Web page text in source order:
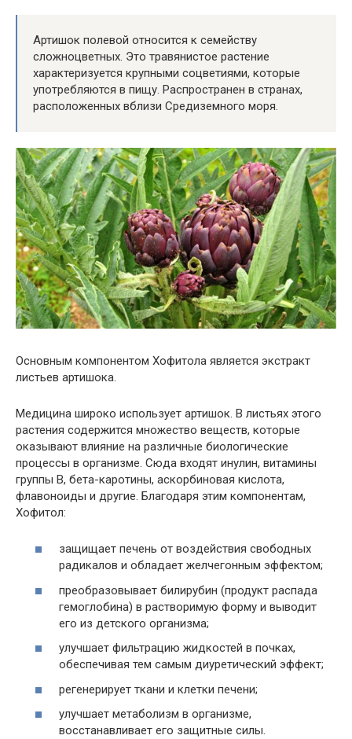
Артишок полевой относится к семейству
сложноцветных. Это травянистое растение
характеризуется крупными соцветиями, которые
употребляются в пищу. Распространен в странах,
расположенных вблизи Средиземного моря.
Основным компонентом Хофитола является экстракт
листьев артишока.
Медицина широко использует артишок. В листьях этого
растения содержится множество веществ, которые
оказывают влияние на различные биологические
процессы в организме. Сюда входят инулин, витамины
группы В, бета-каротины, аскорбиновая кислота,
флавоноиды и другие. Благодаря этим компонентам,
Хофитол:
защищает печень от воздействия свободных
радикалов и обладает желчегонным эффектом;
преобразовывает билирубин (продукт распада
гемоглобина) в растворимую форму и выводит
его из детского организма;
улучшает фильтрацию жидкостей в почках,
обеспечивая тем самым диуретический эффект;
регенерирует ткани и клетки печени;
улучшает метаболизм в организме,
восстанавливает его защитные силы.